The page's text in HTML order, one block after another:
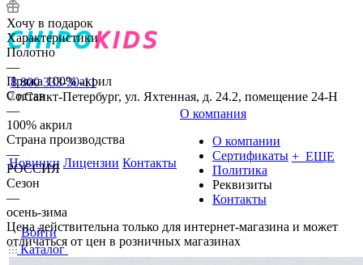
8 800 333-30-11
г.Санкт-Петербург, ул. Яхтенная, д. 24.2, помещение 24-Н
Новинки Лицензии Контакты
О компания
О компании
Сертификаты
Политика
Реквизиты
Контакты
+ ЕЩЕ
Войти
Каталог
Хочу в подарок
Характеристики
Полотно
—
Пряжа 100% акрил
Состав
—
100% акрил
Страна производства
—
РОССИЯ
Сезон
—
осень-зима
Цена действительна только для интернет-магазина и может
отличаться от цен в розничных магазинах